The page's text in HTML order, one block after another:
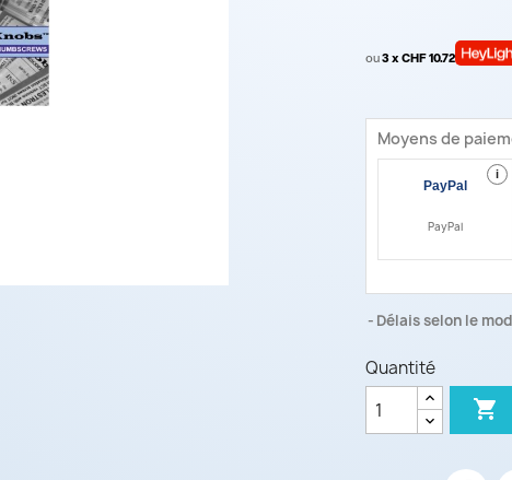
ou3 x CHF 10.72
Moyens de
i
PayPal
Délais selon le
Quantité
